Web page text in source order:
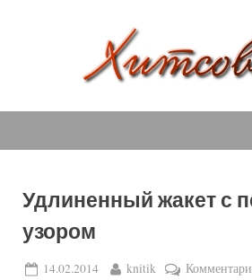
т
о
е
спицами,
крючком,
вязаные
модели
Удлиненный жакет с
узором
Posted
14.02.2014 By
knitik